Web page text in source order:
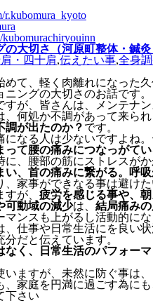
r.kubomura_kyoto
大切さ（河原町整体・鍼灸
・四十肩,伝えたい事,全身
て、軽く肉離れになった
ングの大切さのお話です。
が、皆さんは、メンテナ
何処か不調があって来られ
調が出たのか？ です。
なる人は少ないですよね
て腰の痛みにつなっがて
、腰部の筋にストレスが
、首の痛みに繋がる。呼
家事ができなる事は避けた
が、 疲労を感じる事や、
可動域の減少は、 結局痛みの
ンスも上がるし活動的に
仕事や日常生活にを良い状
だと伝えています。
く、日常生活のパフォー
ますが、未然に防ぐ事は
家庭を円満に過ごす為に
下さい